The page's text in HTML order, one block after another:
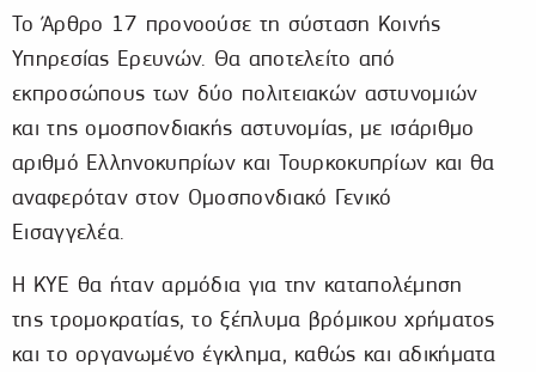
Το Άρθρο 17 προνοούσε τη σύσταση Κοινής
Υπηρεσίας Ερευνών. Θα αποτελείτο από
εκπροσώπους των δύο πολιτειακών αστυνομιών
και της ομοσπονδιακής αστυνομίας, με ισάριθμο
αριθμό Ελληνοκυπρίων και Τουρκοκυπρίων και θα
αναφερόταν στον Ομοσπονδιακό Γενικό
Εισαγγελέα.
Η ΚΥΕ θα ήταν αρμόδια για την καταπολέμηση
της τρομοκρατίας, το ξέπλυμα βρόμικου χρήματος
και το οργανωμένο έγκλημα, καθώς και αδικήματα